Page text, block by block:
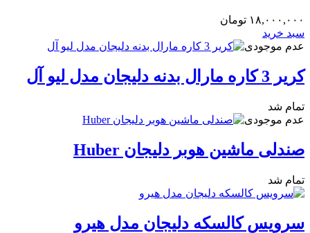
۱۸,۰۰۰,۰۰۰ تومان
سبد خرید
عدم موجودی
کریر 3 کاره مارال بدنه دلیجان مدل لیو آل
تمام شد
عدم موجودی
صندلی ماشین هوبر دلیجان Huber
تمام شد
سرویس کالسکه دلیجان مدل هیرو